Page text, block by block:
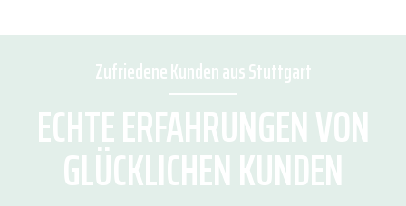
Zufriedene Kunden aus Stuttgart
ECHTE ERFAHRUNGEN VON
GLÜCKLICHEN KUNDEN